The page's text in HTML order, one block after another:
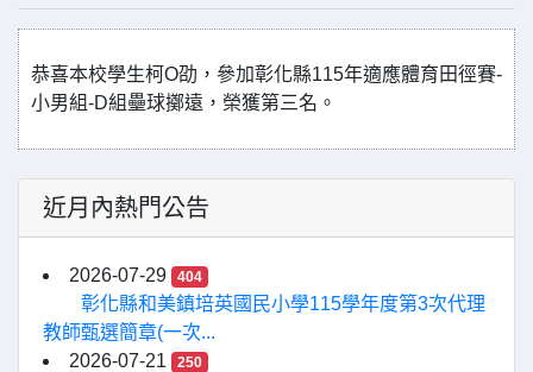
恭喜本校學生柯O劭，參加彰化縣115年適應體育田徑賽-
小男組-D組壘球擲遠，榮獲第三名。
近月內熱門公告
2026-07-29 404
彰化縣和美鎮培英國民小學115學年度第3次代理
教師甄選簡章(一次...
2026-07-21
250